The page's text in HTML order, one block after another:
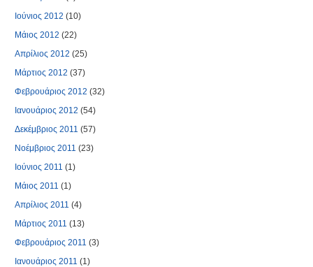
Ιούνιος 2012 (10)
Μάιος 2012 (22)
Απρίλιος 2012 (25)
Μάρτιος 2012 (37)
Φεβρουάριος 2012 (32)
Ιανουάριος 2012 (54)
Δεκέμβριος 2011 (57)
Νοέμβριος 2011 (23)
Ιούνιος 2011 (1)
Μάιος 2011 (1)
Απρίλιος 2011 (4)
Μάρτιος 2011 (13)
Φεβρουάριος 2011 (3)
Ιανουάριος 2011 (1)